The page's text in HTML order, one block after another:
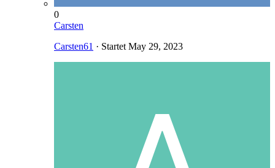
0
Carsten
Carsten61 · Startet May 29, 2023